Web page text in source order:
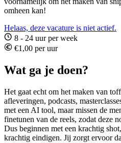
omheen kan!
Helaas, deze vacature is niet actief.
8 - 24 uur per week
€1,00 per uur
Wat ga je doen?
Het gaat echt om het maken van
afleveringen, podcasts,
met een AI tool, maar missen de
finetunen van de reels, zodat deze
Dus beginnen met een krachtig
krachtig eindigen. Jij zorgt ervoor